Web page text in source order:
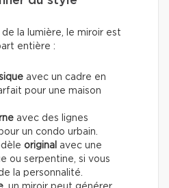
la lumière, le miroir est
entière :
avec un cadre en
pour une maison
avec des lignes
un condo urbain.
original avec une
ou serpentine, si vous
la personnalité.